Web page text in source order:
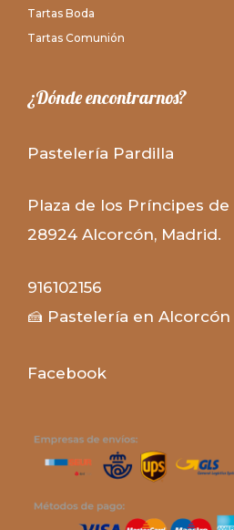
Tartas Boda
Tartas Comunión
¿Dónde encontrarnos?
Pastelería Pardilla
Plaza de los Príncipes de
28924 Alcorcón, Madrid.
916102156
🍰 Pastelería en Alcorcón
Facebook